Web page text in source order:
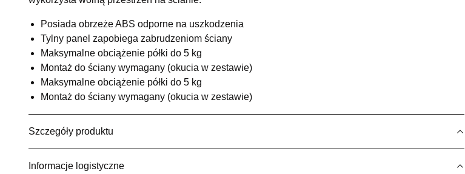
Posiada obrzeże ABS odporne na uszkodzenia
Tylny panel zapobiega zabrudzeniom ściany
Maksymalne obciążenie półki do 5 kg
Montaż do ściany wymagany (okucia w zestawie)
Maksymalne obciążenie półki do 5 kg
Montaż do ściany wymagany (okucia w zestawie)
Szczegóły produktu
Informacje logistyczne